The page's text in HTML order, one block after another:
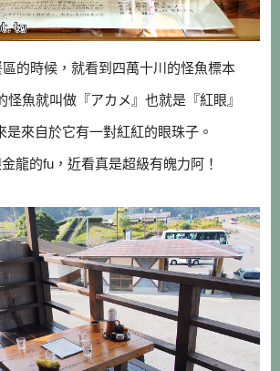
的時候，就看到四萬十川的怪魚標本
怪魚就叫做『アカメ』也就是『紅眼』
是來自於它有一對紅紅的眼珠子。
龍的fu，近看真是超級有魄力阿！